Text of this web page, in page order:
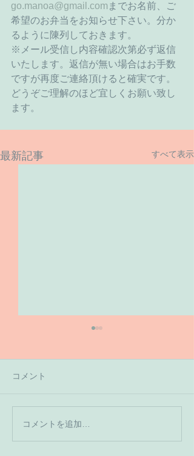
go.manoa@gmail.com までお名前、ご
希望のお弁当をお知らせ下さい。分か
るように陳列しておきます。
※メール受信し内容確認次第必ず返信
いたします。返信が無い場合はお手数
ですが再度ご連絡頂けると確実です。
どうぞご理解のほど宜しくお願い致し
ます。
最新記事 すべて表示
【６月１６日のご予約状
況です】
コメント
コメントを追加…